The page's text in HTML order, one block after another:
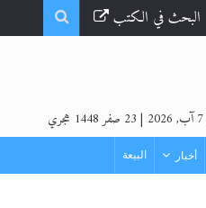
البحث في الكتب
| 23 صفر 1448 هجري
أخبار البيعة